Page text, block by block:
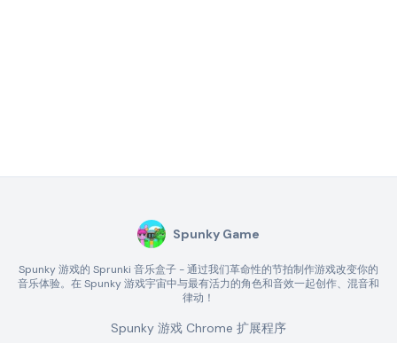
Spunky Game
Spunky 游戏的 Sprunki 音乐盒子 - 通过我们革命性的节拍制作游戏改变你的
音乐体验。在 Spunky 游戏宇宙中与最有活力的角色和音效一起创作、混音和
律动！
Spunky 游戏 Chrome 扩展程序